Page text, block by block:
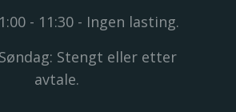
- 11:30 - Ingen lasting.
Stengt eller etter
avtale.